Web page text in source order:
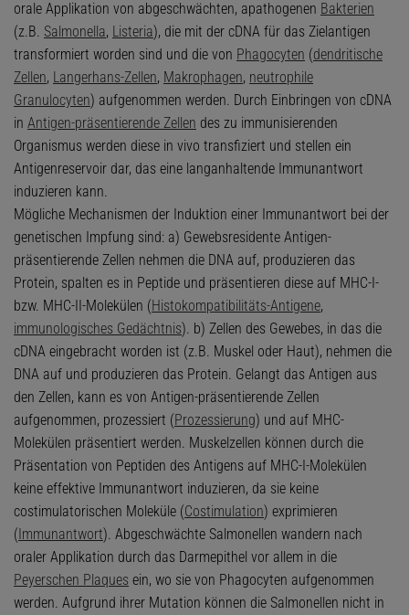
orale Applikation von abgeschwächten, apathogenen Bakterien
(z.B. Salmonella, Listeria), die mit der cDNA für das Zielantigen
transformiert worden sind und die von Phagocyten (dendritische
Zellen, Langerhans-Zellen, Makrophagen, neutrophile
Granulocyten) aufgenommen werden. Durch Einbringen von cDNA
in Antigen-präsentierende Zellen des zu immunisierenden
Organismus werden diese in vivo transfiziert und stellen ein
Antigenreservoir dar, das eine langanhaltende Immunantwort
induzieren kann.
Mögliche Mechanismen der Induktion einer Immunantwort bei der
genetischen Impfung sind: a) Gewebsresidente Antigen-
präsentierende Zellen nehmen die DNA auf, produzieren das
Protein, spalten es in Peptide und präsentieren diese auf MHC-I-
bzw. MHC-II-Molekülen (Histokompatibilitäts-Antigene,
immunologisches Gedächtnis). b) Zellen des Gewebes, in das die
cDNA eingebracht worden ist (z.B. Muskel oder Haut), nehmen die
DNA auf und produzieren das Protein. Gelangt das Antigen aus
den Zellen, kann es von Antigen-präsentierende Zellen
aufgenommen, prozessiert (Prozessierung) und auf MHC-
Molekülen präsentiert werden. Muskelzellen können durch die
Präsentation von Peptiden des Antigens auf MHC-I-Molekülen
keine effektive Immunantwort induzieren, da sie keine
costimulatorischen Moleküle (Costimulation) exprimieren
(Immunantwort). Abgeschwächte Salmonellen wandern nach
oraler Applikation durch das Darmepithel vor allem in die
Peyerschen Plaques ein, wo sie von Phagocyten aufgenommen
werden. Aufgrund ihrer Mutation können die Salmonellen nicht in